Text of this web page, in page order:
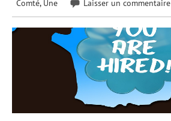
Comté, Une Laisser un commentaire